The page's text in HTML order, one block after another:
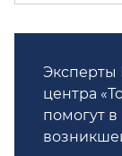
Эксперты
центра
помогут